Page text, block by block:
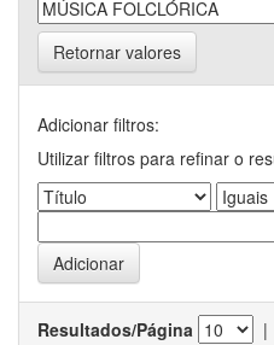
Retornar valores
Adicionar filtros:
Utilizar filtros para refinar o
Resultados/Página |